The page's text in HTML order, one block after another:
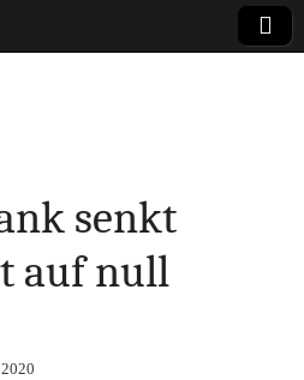
, Vertrieb-
Tipps
senkt
auf null